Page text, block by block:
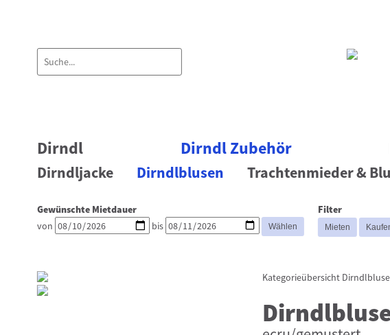
Dirndl Dirndl Zubehör
Dirndljacke Dirndlblusen Trachtenmieder &
Gewünschte Mietdauer
von bis
Filter
Kategorieübersicht